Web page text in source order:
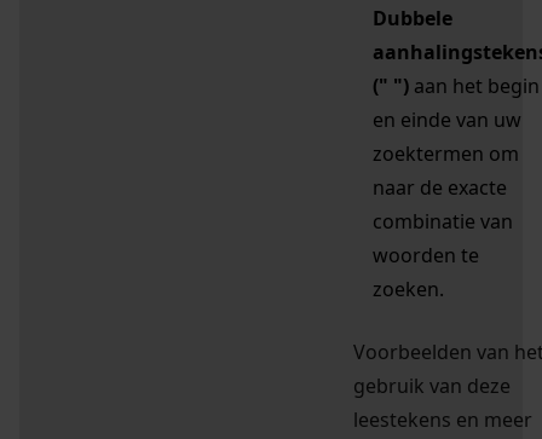
Dubbele
(" ") aan het begin
en einde van uw
zoektermen om
naar de exacte
combinatie van
woorden te
zoeken.
Voorbeelden van
gebruik van deze
leestekens en meer